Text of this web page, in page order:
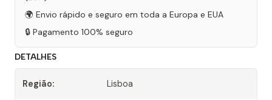
🌍 Envio rápido e seguro em toda a Europa e EUA
🔒 Pagamento 100% seguro
DETALHES
Região: Lisboa